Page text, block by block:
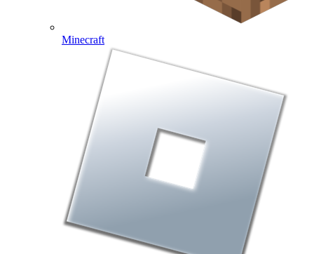
Minecraft